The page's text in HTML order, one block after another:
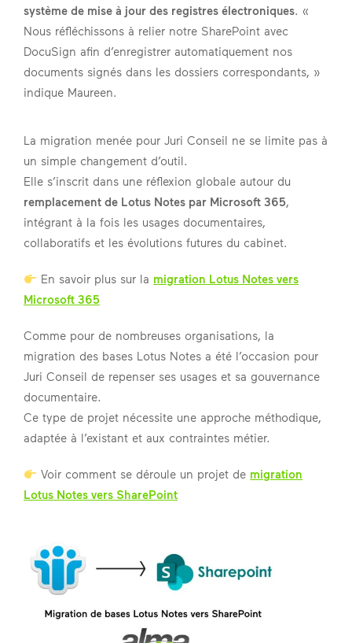
système de mise à jour des registres électroniques. «
Nous réfléchissons à relier notre SharePoint avec
DocuSign afin d’enregistrer automatiquement nos
documents signés dans les dossiers correspondants, »
indique Maureen.
La migration menée pour Juri Conseil ne se limite pas à
un simple changement d’outil.
Elle s’inscrit dans une réflexion globale autour du
remplacement de Lotus Notes par Microsoft 365,
intégrant à la fois les usages documentaires,
collaboratifs et les évolutions futures du cabinet.
En savoir plus sur la migration Lotus Notes vers
Microsoft 365
Comme pour de nombreuses organisations, la
migration des bases Lotus Notes a été l’occasion pour
Juri Conseil de repenser ses usages et sa gouvernance
documentaire.
Ce type de projet nécessite une approche méthodique,
adaptée à l’existant et aux contraintes métier.
Voir comment se déroule un projet de migration
Lotus Notes vers SharePoint